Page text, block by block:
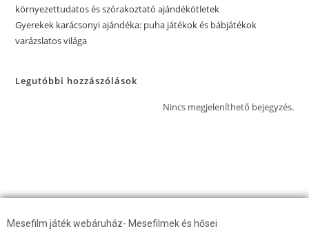
környezettudatos és szórakoztató ajándékötletek
Gyerekek karácsonyi ajándéka: puha játékok és bábjátékok
varázslatos világa
Legutóbbi hozzászólások
Nincs megjeleníthető bejegyzés.
Mesefilm játék webáruház- Mesefilmek és hősei